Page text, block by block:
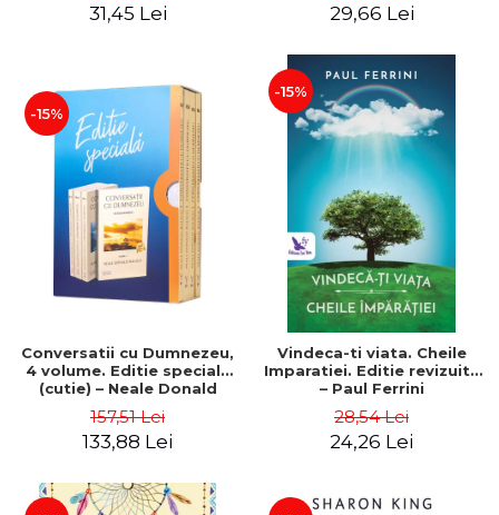
31,45 Lei 29,66 Lei
-15%
Conversatii cu Dumnezeu,
4 volume. Editie speciala
(cutie) – Neale Donald
157,51 Lei
133,88 Lei
-15%
Vindeca-ti viata. Cheile
Imparatiei. Editie revizuita
– Paul Ferrini
28,54 Lei
24,26 Lei